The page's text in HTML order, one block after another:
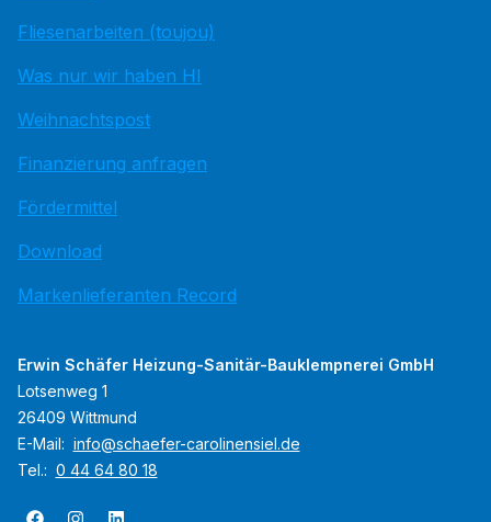
Fliesenarbeiten (toujou)
Was nur wir haben HI
Weihnachtspost
Finanzierung anfragen
Fördermittel
Download
Markenlieferanten Record
Erwin Schäfer Heizung-Sanitär-Bauklempnerei GmbH
Lotsenweg 1
26409 Wittmund
E-Mail: info@schaefer-carolinensiel.de
Tel.: 0 44 64 80 18